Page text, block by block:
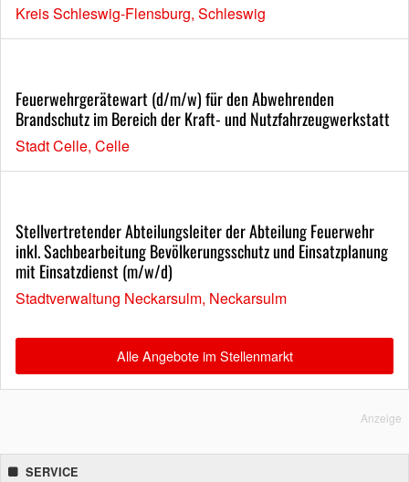
Kreis Schleswig-Flensburg, Schleswig
Feuerwehrgerätewart (d/m/w) für den Abwehrenden
Brandschutz im Bereich der Kraft- und Nutzfahrzeugwerkstatt
Stadt Celle, Celle
Stellvertretender Abteilungsleiter der Abteilung Feuerwehr
inkl. Sachbearbeitung Bevölkerungsschutz und Einsatzplanung
mit Einsatzdienst (m/w/d)
Stadtverwaltung Neckarsulm, Neckarsulm
Alle Angebote im Stellenmarkt
Anzeige
SERVICE